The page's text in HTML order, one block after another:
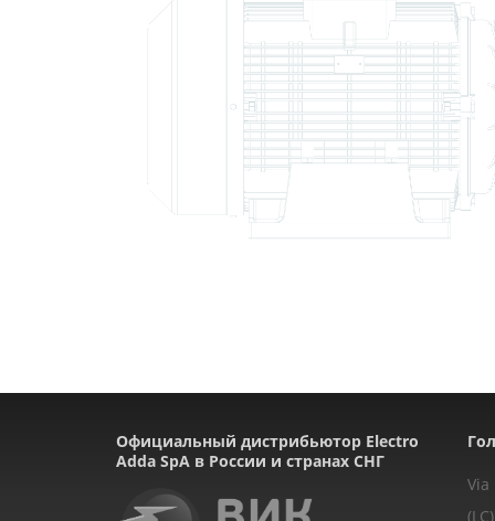
Официальный дистрибьютор Electro
Adda SpA в России и странах СНГ
Via